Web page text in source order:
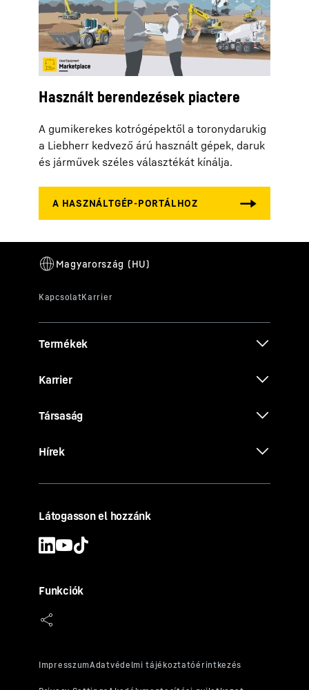
Használt berendezések piactere
A gumikerekes kotrógépektől a toronydarukig
a Liebherr kedvező árú használt gépek, daruk
és járművek széles választékát kínálja.
Termékek
Karrier
Társaság
Hírek
Látogasson el hozzánk
Funkciók